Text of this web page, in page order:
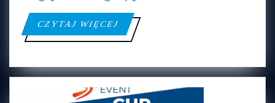
CZYTAJ WIĘCEJCZYTAJ
WIĘCEJ